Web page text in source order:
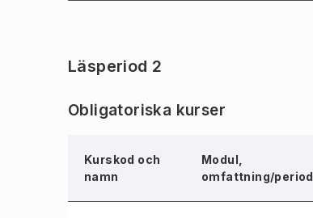
Läsperiod 2
Obligatoriska kurser
Kurskod och
namn
Modul,
omfattning/period